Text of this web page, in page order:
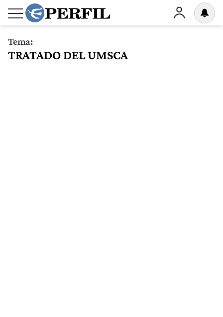
Tema:
TRATADO DEL UMSCA